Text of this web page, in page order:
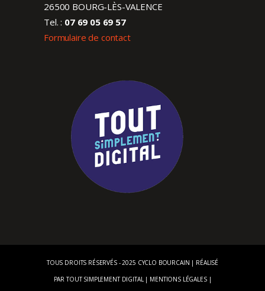
26500 BOURG-LÈS-VALENCE
Tel. : 07 69 05 69 57
Formulaire de contact
TOUS DROITS RÉSERVÉS - 2025 CYCLO BOURCAIN | RÉALISÉ
PARTOUT SIMPLEMENT DIGITAL| MENTIONS LÉGALES|